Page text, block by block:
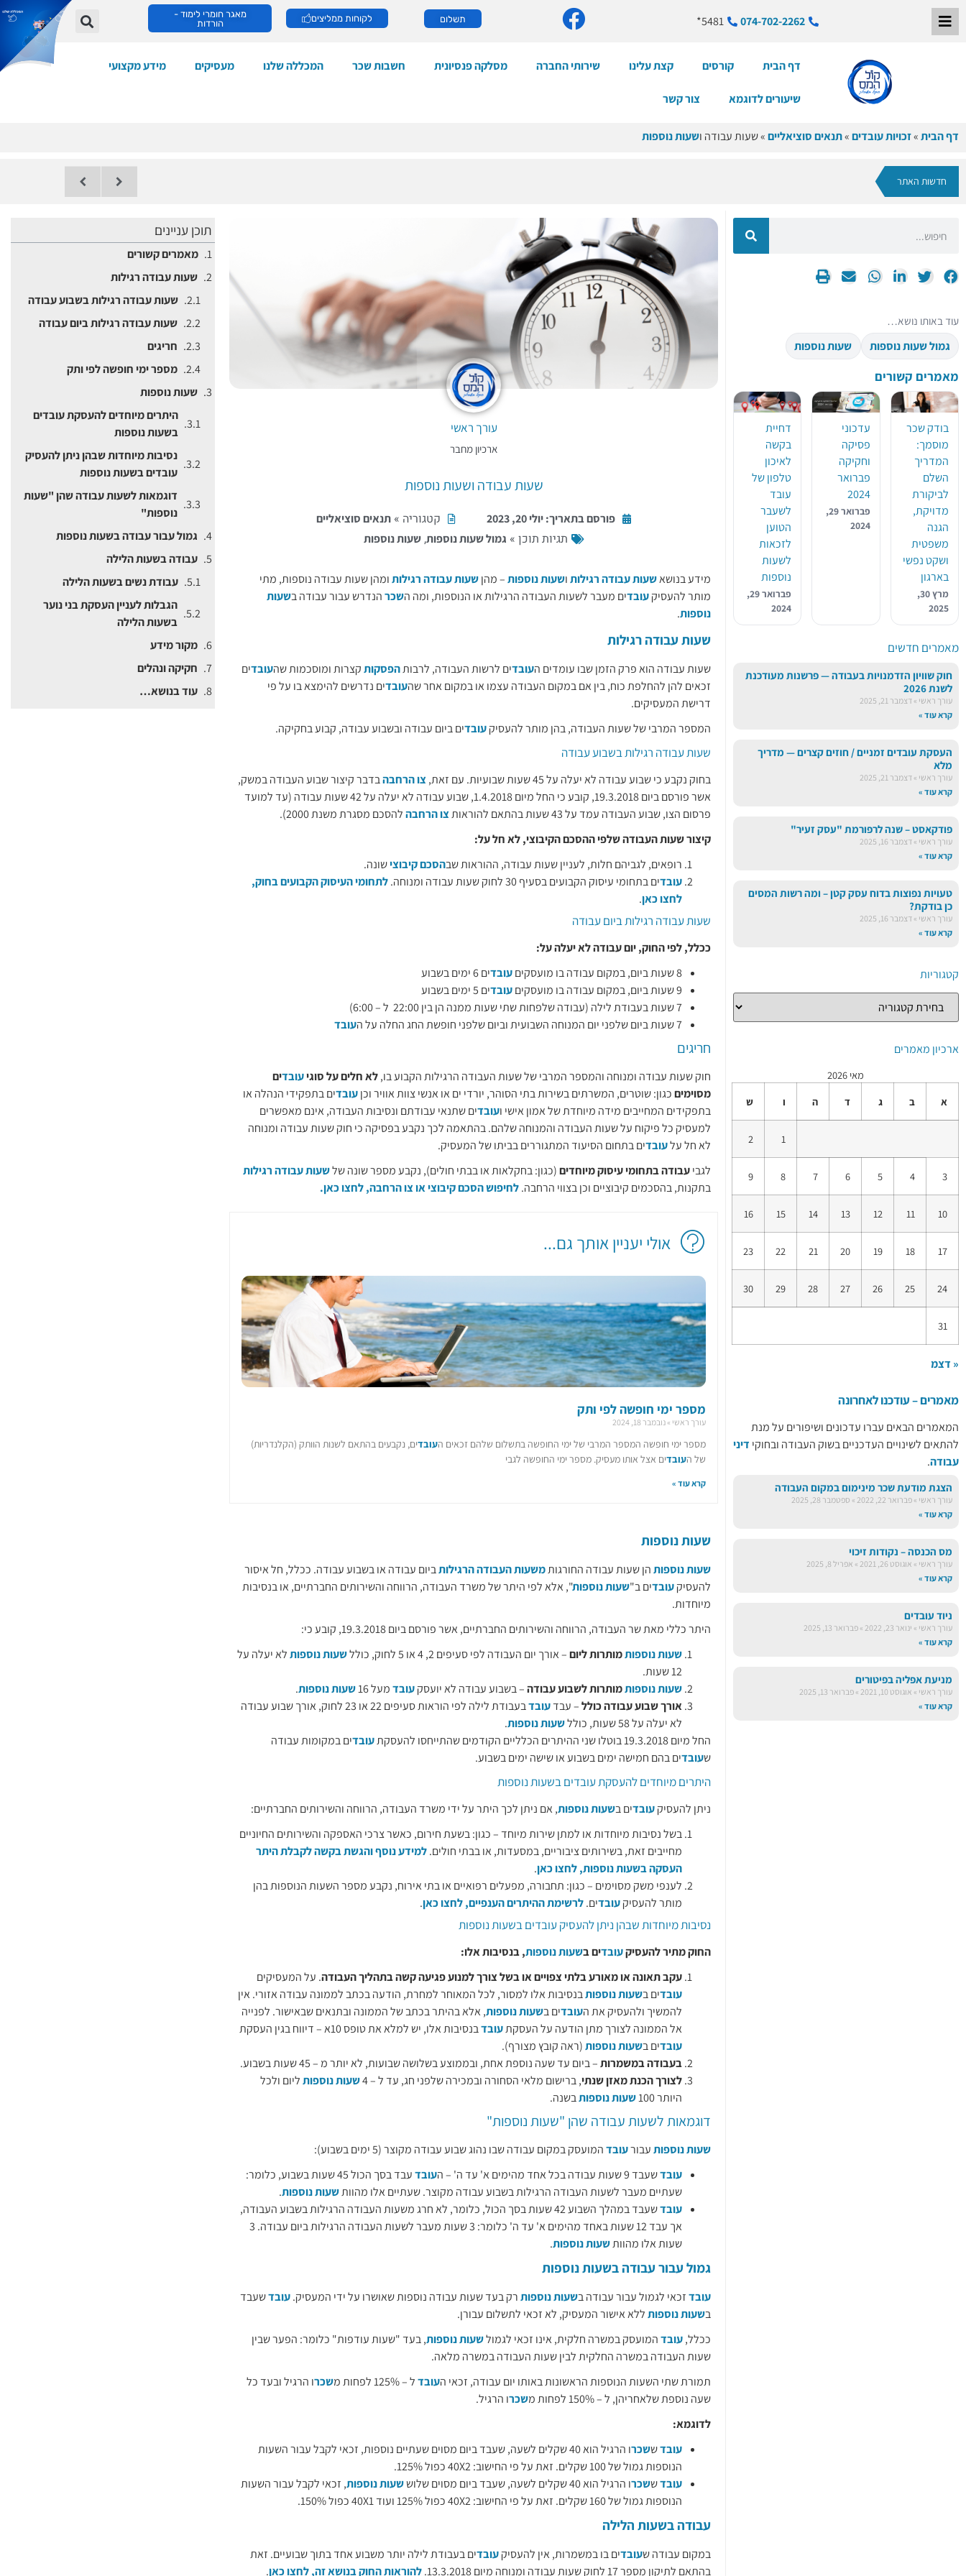
074-702-2262
5481* תשלום לקוחות ממליצים
מאגר חומרי לימוד -
הורדות
דף הבית קורסים קצת עלינו שירותי החברה מסלקה פנסיונית חשבות שכר המכללה שלנו מעסיקים מידע מקצועי
שיעורים לדוגמא צור קשר
דף הבית»זכויות עובדים»תנאים סוציאליים»שעות עבודה ושעות נוספות
חדשות האתר
עוד באותו נושא…
גמול שעות נוספות שעות נוספות
מאמרים קשורים
בודק שכר
מוסמך:
המדריך
השלם
לביקורת
מדויקת,
הגנה
משפטית
ושקט נפשי
בארגון
מרץ 30,
2025
עדכוני
פסיקה
וחקיקה
פברואר
2024
פברואר 29,
2024
דחיית
בקשה
לאיכון
טלפון של
עובד
לשעבר
הטוען
לזכאות
לשעות
נוספות
פברואר 29,
2024
מאמרים חדשים
חוק שוויון הזדמנויות בעבודה — פרשנות מעודכנת
לשנת 2026
עורך ראשי
דצמבר 21, 2025
קרא עוד »
העסקת עובדים זמניים / חוזים קצרים — מדריך
מלא
עורך ראשי
דצמבר 21, 2025
קרא עוד »
פודקאסט – שנה לרפורמת "עסק זעיר"
עורך ראשי
דצמבר 16, 2025
קרא עוד »
טעויות נפוצות בדוח עסק קטן – ומה רשות המסים
כן בודקת?
עורך ראשי
דצמבר 16, 2025
קרא עוד »
קטגוריות
ארכיון מאמרים
מאי 2026
א
ב ג ד ה ו ש
1
2
3
4
5
6
7
8
9
10
11
12
13
14
15
16
17
18
19
20
21
22
23
24
25
26
27
28
29
30
31
« דצמ
מאמרים – עודכנו לאחרונה
המאמרים הבאים עברו עדכונים ושיפורים על מנת
להתאים לשינויים העדכניים בשוק העבודה ובחוקי דיני
עבודה.
הצגת מודעת שכר מינימום במקום העבודה
עורך ראשי פברואר 22, 2022
ספטמבר 28, 2025
קרא עוד »
מס הכנסה – נקודות זיכוי
עורך ראשי אוגוסט 26, 2021
אפריל 8, 2025
קרא עוד »
ניוד עובדים
עורך ראשי ינואר 23, 2022
פברואר 13, 2025
קרא עוד »
מניעת אפליה בפיטורים
עורך ראשי אוגוסט 10, 2021
פברואר 13, 2025
קרא עוד »
עורך ראשי
ארכיון מחבר
שעות עבודה ושעות נוספות
פורסם בתאריך:יולי 20, 2023 קטגוריה » תנאים סוציאליים
תגיות תוכן » גמול שעות נוספות,שעות נוספות
מידע בנושאשעות עבודה רגילותושעות נוספות– מהןשעות עבודה רגילותומהן שעות עבודה נוספות, מתי
מותר להעסיקעובדים מעבר לשעות העבודה הרגילות או הנוספות, ומה השכרהנדרש עבור עבודה בשעות
נוספות.
שעות עבודה רגילות
שעות עבודה הוא פרק הזמן שבו עומדים העובדים לרשות העבודה, לרבותהפסקותקצרות ומוסכמות שהעובדים
זכאים להן להחלפת כוח, בין אם במקום העבודה עצמו או במקום אחר שהעובדים נדרשים להימצא בו על פי
דרישת המעסיקים.
המספר המרבי של שעות העבודה, בהן מותר להעסיקעובדים ביום עבודה ובשבוע עבודה, קבוע בחקיקה.
שעות עבודה רגילות בשבוע עבודה
בחוק נקבע כי שבוע עבודה לא יעלה על 45 שעות שבועיות. עם זאת, צו הרחבהבדבר קיצור שבוע העבודה ​במשק,
אשר פורסם ביום 19.3.2018, קובע כי החל מיום 1.4.2018, שבוע עבודה לא יעלה על 42 שעות עבודה (עד למועד
פרסום הצו, שבוע העבודה עמד על 43 שעות בהתאם להוראות
צו הרחבהלהסכם מסגרת משנת 2000).
קיצור שעות העבודה שלפי ההסכם הקיבוצי, לא חל על:
רופאים, לגביהם חלות, לעניין שעות עבודה, ההוראות שבהסכם קיבוצישונה.
עובדים בתחומי עיסוק הקבועים בסעיף 30 לחוק שעות עבודה ומנוחה.
לתחומי העיסוק הקבועים בחוק,
לחצו כאן.
שעות עבודה רגילות ביום עבודה
ככלל, לפי החוק, יום עבודה לא יעלה על:
8 שעות ביום, במקום עבודה בו מועסקים
עובדים 6 ימים בשבוע
9 שעות ביום, במקום עבודה בו מועסקים
עובדים 5 ימים בשבוע
7 שעות בעבודת לילה (עבודה שלפחות שתי שעות ממנה הן בין 22:00 ל – 6:00)
7 שעות ביום שלפני יום המנוחה השבועית וביום שלפני חופשת החג החלה על ה
עובד
חריגים
חוק שעות עבודה ומנוחה והמספר המרבי של שעות העבודה הרגילות הקבוע בו,לא חלים על סוגיעובדים
מסוימיםכגון: שוטרים, המשרתים בשירות בתי הסוהר, יורדי ים או אנשי צוות אוויר וכןעובדים בתפקידי הנהלה או
בתפקידים המחייבים מידה מיוחדת של אמון אישי ועובדים שתנאי עבודתם ונסיבות העבודה, אינם מאפשרים
למעסיק כל פיקוח על שעות העבודה והמנוחה שלהם. בהתאמה לכך נקבע בפסיקה כי חוק שעות עבודה ומנוחה
לא חל עלעובדים בתחום הסיעוד המתגוררים בביתו של המעסיק.
לגביעבודה בתחומי עיסוק מיוחדים(כגון: בחקלאות או בבתי חולים), נקבע מספר שונה שלשעות עבודה רגילות
בתקנות, בהסכמים קיבוציים וכן בצווי הרחבה.לחיפוש הסכם קיבוצי או צו הרחבה, לחצו כאן.
אולי יעניין אותך גם...
מספר ימי חופשה לפי ותק
עורך ראשי נובמבר 18, 2024
מספר ימי חופשה המספר המרבי של ימי החופשה בתשלום שלהם זכאים העובדים, נקבעים בהתאם לשנות הוותק (הקלנדריות)
של העובדים אצל אותו מעסיק. מספר ימי החופשה לגבי
קרא עוד »
שעות נוספות
שעות נוספותהן שעות עבודה החורגותמשעות העבודה הרגילותביום עבודה או בשבוע עבודה. ככלל, חל איסור
להעסיקעובדים ב"שעות נוספות", אלא לפי היתר של משרד העבודה, הרווחה והשירותים החברתיים, או בנסיבות
מיוחדות.
היתר כללי מאת שר העבודה, הרווחה והשירותים החברתיים, אשר פורסם ביום 19.3.2018, קובע כי:
שעות נוספותמותרות ליום– אורך יום העבודה לפי סעיפים 2, 4 או 5 לחוק, כולל שעות נוספותלא יעלה על
12 שעות.
שעות נוספותמותרות לשבוע עבודה– בשבוע עבודה לא יועסקעובדמעל 16 שעות נוספות.
אורך שבוע עבודה כולל– עבדעובד
בעבודת לילה לפי הוראות סעיפים 22 או 23 לחוק, אורך שבוע עבודה
לא יעלה על 58 שעות, כולל
שעות נוספות.
החל מיום 19.3.2018 בוטלו שני ההיתרים הכלליים הקודמים שהתייחסו להעסקת
עובדים במקומות עבודה
שעובדים בהם חמישה ימים בשבוע או שישה ימים בשבוע.
היתרים מיוחדים להעסקת עובדים בשעות נוספות
ניתן להעסיקעובדים בשעות נוספות, אם ניתן לכך היתר על ידי משרד העבודה, הרווחה והשירותים החברתיים:
בשל נסיבות מיוחדות או למתן שירות מיוחד – כגון: בשעת חירום, כאשר צרכי האספקה והשירותים החיוניים
מחייבים זאת, בשירותים ציבוריים, במסעדות, או בבתי חולים.למידע נוסף והגשת בקשה לקבלת היתר
העסקה בשעות נוספות, לחצו כאן.
לענפי משק מסוימים – כגון: תחבורה, מפעלים רפואיים או בתי אירוח, נקבע מספר השעות הנוספות בהן
מותר להעסיקעובדים.לרשימת ההיתרים הענפיים, לחצו כאן.
נסיבות מיוחדות שבהן ניתן להעסיק עובדים בשעות נוספות
החוק מתיר להעסיקעובדים בשעות נוספות, בנסיבות אלו:
עקב תאונה או מאורע בלתי צפויים או בשל צורך למנוע פגיעה קשה בתהליך העבודה. על המעסיקים
עובדים בשעות נוספותבנסיבות אלו למסור, לכל המאוחר למחרת, הודעה בכתב לממונה עבודה אזורי. אין
להמשיך ולהעסיק את העובדים בשעות נוספות, אלא בהיתר בכתב של הממונה ובתנאים שבאישור. לפנייה
אל הממונה לצורך מתן הודעה על העסקתעובדבנסיבות אלו, יש למלא את טופס 10א – דיווח בגין העסקת
עובדים בשעות נוספות(ראה קובץ מצורף).
בעבודה במשמרות– ביום עד שעה נוספת אחת, ובממוצע בשלושה שבועות, לא יותר מ – 45 שעות בשבוע.
לצורך הכנת מאזן שנתי, ברישום מלאי הסחורה ובמכירה שלפני חג, עד ל – 4 שעות נוספותליום ולכל
היותר 100
שעות נוספותבשנה.
דוגמאות לשעות עבודה שהן "שעות נוספות"
שעות נוספותעבורעובדהמועסק במקום עבודה שבו נהוג שבוע עבודה מקוצר (5 ימים בשבוע):
עובדשעבד 9 שעות עבודה בכל אחד מהימים א' עד ה' – ה עובד
עבד בסך הכול 45 שעות בשבוע, כלומר:
שעתיים מעבר לשעות העבודה הרגילות בשבוע עבודה מקוצר. שעתיים אלו מהוותשעות נוספות.
עובד
שעבד במהלך השבוע 42 שעות בסך הכול, כלומר, לא חרג משעות העבודה הרגילות בשבוע העבודה,
אך עבד 12 שעות באחד מהימים א' עד ה' כלומר: 3 שעות מעבר לשעות העבודה הרגילות ביום עבודה. 3
שעות אלו מהוותשעות נוספות.
גמול עבור עבודה בשעות נוספות ​
עובדזכאי לגמול עבור עבודה בשעות נוספותרק בעד שעות עבודה נוספות שאושרו על ידי המעסיק.עובדשעבד
בשעות נוספותללא אישור המעסיק, לא זכאי לתשלום עבורן.
ככלל,עובדהמועסק במשרה חלקית, אינו זכאי לגמולשעות נוספות, בעד "שעות עודפות" כלומר: הפער שבין
שעות העבודה במשרה החלקית לבין שעות העבודה במשרה מלאה.
תמורת שתי השעות הנוספות הראשונות באותו יום עבודה, זכאי העובדל – 125% לפחות מ שכרו הרגיל ובעד כל
שעה נוספת שלאחריהן, ל – 150% לפחות מ
שכרו הרגיל.
לדוגמא:
עובדששכר
ו הרגיל הוא 40 שקלים לשעה, שעבד ביום מסוים שעתיים נוספות, זכאי לקבל עבור השעות
הנוספות גמול של 100 שקלים. זאת על פי החישוב: 40X2 כפול 125%.
עובדששכרו הרגיל הוא 40 שקלים לשעה, שעבד ביום מסוים שלוש שעות נוספות, זכאי לקבל עבור השעות
הנוספות גמול של 160 שקלים. זאת על פי החישוב: 40X2 כפול 125% ועוד 40X1 כפול 150%.
עבודה בשעות הלילה
​​במקום עבודה שעובדים בו במשמרות, אין להעסיקעובדים בעבודת לילה יותר משבוע אחד בתוך שבועיים. זאת
בהתאם לתיקון מספר 17 לחוק שעות עבודה ומנוחה מיום 13.3.2018.
להוראות החוק בנושא זה, לחצו כאן.
תוכן עניינים
מאמרים קשורים
שעות עבודה רגילות
שעות עבודה רגילות בשבוע עבודה
שעות עבודה רגילות ביום עבודה
חריגים
מספר ימי חופשה לפי ותק
שעות נוספות
היתרים מיוחדים להעסקת עובדים
בשעות נוספות
נסיבות מיוחדות שבהן ניתן להעסיק
עובדים בשעות נוספות
דוגמאות לשעות עבודה שהן "שעות
נוספות"
גמול עבור עבודה בשעות נוספות ​
עבודה בשעות הלילה
עבודת נשים בשעות הלילה
הגבלות לעניין העסקת בני נוער
בשעות הלילה
מקור מידע
חקיקה ונהלים
עוד בנושא…